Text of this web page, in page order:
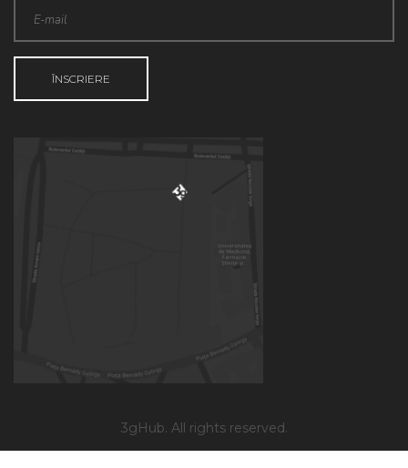
3gHub. All rights reserved.